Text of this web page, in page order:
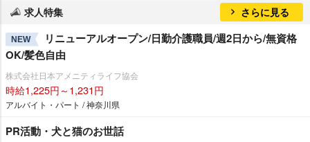
求人特集 さらに見る
NEW
リニューアルオープン/日勤介護職員/週2日から/無資格
OK/髪色自由
株式会社日本アメニティライフ協会
時給1,225円～1,231円
アルバイト・パート / 神奈川県
PR活動・犬と猫のお世話